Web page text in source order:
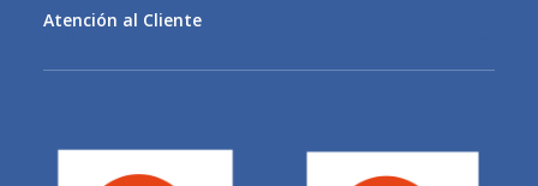
Atención al Cliente